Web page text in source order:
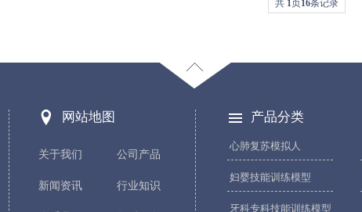
共 1页16条记录
网站地图
关于我们 公司产品
新闻资讯 行业知识
产品分类
心肺复苏模拟人
妇婴技能训练模型
牙科专科技能训练模型